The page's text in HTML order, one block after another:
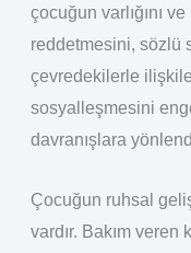
çocuğun varlığını
reddetmesini, sözlü
çevredekilerle
sosyalleşmesini
davranışlara
Çocuğun ruhsal
vardır. Bakım